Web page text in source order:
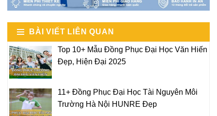
BÀI VIẾT LIÊN QUAN
Top 10+ Mẫu Đồng Phục Đại Học Văn Hiến
Đẹp, Hiện Đại 2025
11+ Đồng Phục Đại Học Tài Nguyên Môi
Trường Hà Nội HUNRE Đẹp